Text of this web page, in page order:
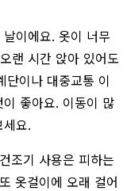
이에요. 옷이 너무
랜 시간 앉아 있어도
단이나 대중교통 이
좋아요. 이동이 많
요.
조기 사용은 피하는
옷걸이에 오래 걸어